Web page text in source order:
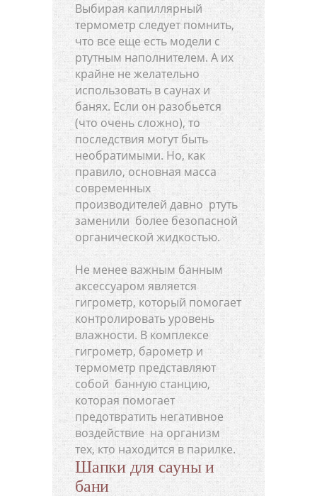
Выбирая капиллярный
термометр следует помнить,
что все еще есть модели с
ртутным наполнителем. А их
крайне не желательно
использовать в саунах и
банях. Если он разобьется
(что очень сложно), то
последствия могут быть
необратимыми. Но, как
правило, основная масса
современных
производителей давно ртуть
заменили более безопасной
органической жидкостью.
Не менее важным банным
аксессуаром является
гигрометр, который помогает
контролировать уровень
влажности. В комплексе
гигрометр, барометр и
термометр представляют
собой банную станцию,
которая помогает
предотвратить негативное
воздействие на организм
тех, кто находится в парилке.
Шапки для сауны и
бани